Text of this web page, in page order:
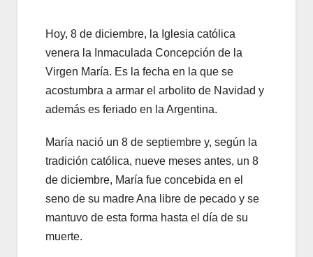
Hoy, 8 de diciembre, la Iglesia católica
venera la Inmaculada Concepción de la
Virgen María. Es la fecha en la que se
acostumbra a armar el arbolito de Navidad y
además es feriado en la Argentina.
María nació un 8 de septiembre y, según la
tradición católica, nueve meses antes, un 8
de diciembre, María fue concebida en el
seno de su madre Ana libre de pecado y se
mantuvo de esta forma hasta el día de su
muerte.